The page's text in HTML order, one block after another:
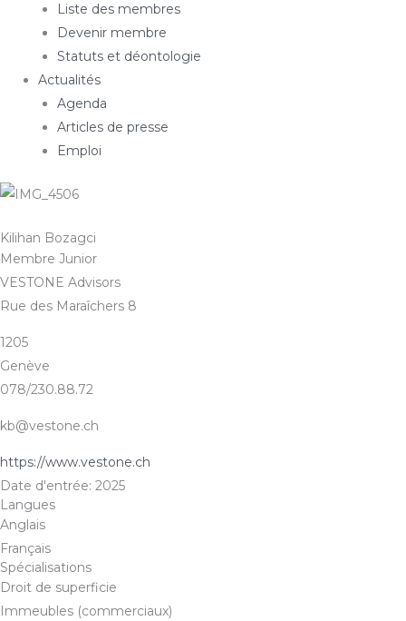
Liste des membres
Devenir membre
Statuts et déontologie
Actualités
Agenda
Articles de presse
Emploi
Kilihan Bozagci
Membre Junior
VESTONE Advisors
Rue des Maraîchers 8
1205
Genève
078/230.88.72
kb@vestone.ch
https://www.vestone.ch
Date d'entrée: 2025
Langues
Anglais
Français
Spécialisations
Droit de superficie
Immeubles (commerciaux)